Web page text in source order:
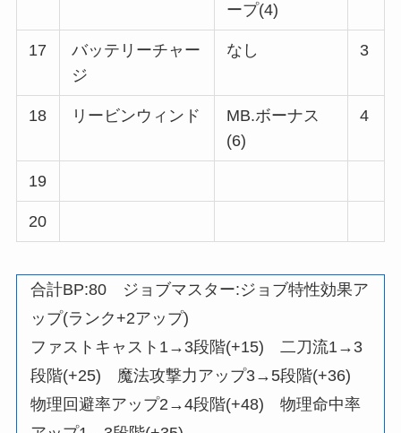
ープ(4)
17
バッテリーチャー
ジ
なし 3
18 リービンウィンド
MB.ボーナス
(6)
4
19
20
合計BP:80 ジョブマスター:ジョブ特性効果ア
ップ(ランク+2アップ)
ファストキャスト1→3段階(+15) 二刀流1→3
段階(+25) 魔法攻撃力アップ3→5段階(+36)
物理回避率アップ2→4段階(+48) 物理命中率